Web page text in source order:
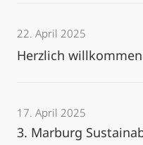
22. April 2025
Herzlich
17. April 2025
3. Marburg